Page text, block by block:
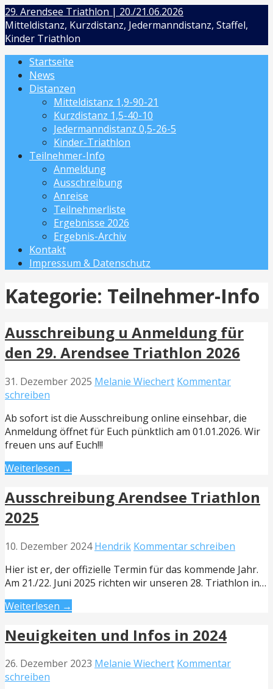
Zum
Inhalt
springen
29. Arendsee Triathlon | 20./21.06.2026
Mitteldistanz, Kurzdistanz, Jedermanndistanz, Staffel,
Kinder Triathlon
Startseite
News
Distanzen
Mitteldistanz 1,9-90-21
Kurzdistanz 1,5-40-10
Jedermanndistanz 0,5-26-5
Kinder-Triathlon
Teilnehmer-Info
Anmeldung
Ausschreibung
Anreise
Teilnehmerliste
Ergebnisse 2026
Ergebnis-Archiv
Kontakt
Impressum & Datenschutz
Kategorie: Teilnehmer-Info
Ausschreibung u Anmeldung für
den 29. Arendsee Triathlon 2026
31. Dezember 2025 Melanie Wiechert Kommentar
schreiben
Ab sofort ist die Ausschreibung online einsehbar, die
Anmeldung öffnet für Euch pünktlich am 01.01.2026. Wir
freuen uns auf Euch!!!
Weiterlesen →
Ausschreibung Arendsee Triathlon
2025
10. Dezember 2024 Hendrik Kommentar schreiben
Hier ist er, der offizielle Termin für das kommende Jahr.
Am 21./22. Juni 2025 richten wir unseren 28. Triathlon in…
Weiterlesen →
Neuigkeiten und Infos in 2024
26. Dezember 2023 Melanie Wiechert Kommentar
schreiben